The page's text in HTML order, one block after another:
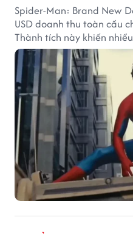
Spider-Man: Brand New
USD doanh thu toàn cầu
Thành tích này khiến
sẽ là cột mốc tiếp theo